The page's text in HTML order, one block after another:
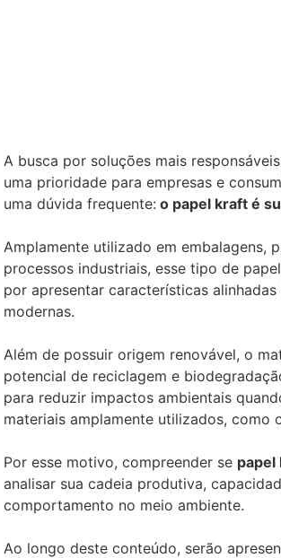
A busca por soluções mais
uma prioridade para empresas e
uma dúvida frequente: o papel kraft é
Amplamente utilizado em embalagens,
processos industriais, esse tipo de
por apresentar características
modernas.
Além de possuir origem renovável, o
potencial de reciclagem e
para reduzir impactos ambientais
materiais amplamente utilizados, como
Por esse motivo, compreender se papel
analisar sua cadeia produtiva,
comportamento no meio ambiente.
Ao longo deste conteúdo, serão